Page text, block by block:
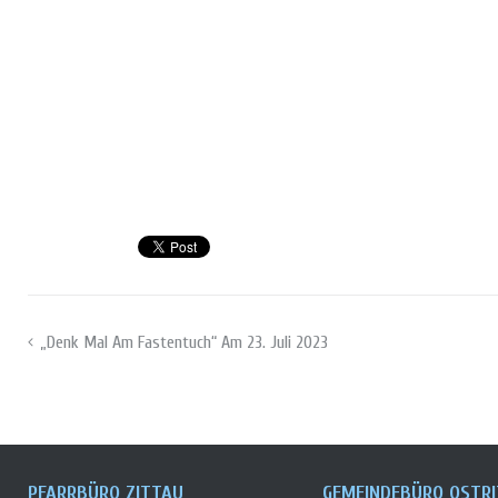
Beitragsnavigation
„Denk Mal Am Fastentuch“ Am 23. Juli 2023
PFARRBÜRO ZITTAU GEMEINDEBÜRO